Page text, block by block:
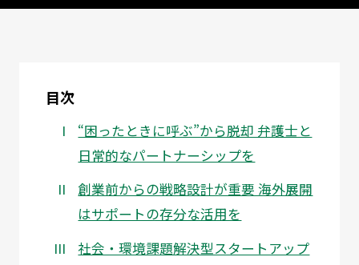
目次
“困ったときに呼ぶ”から脱却 弁護士と
日常的なパートナーシップを
創業前からの戦略設計が重要 海外展開
はサポートの存分な活用を
社会・環境課題解決型スタートアップ